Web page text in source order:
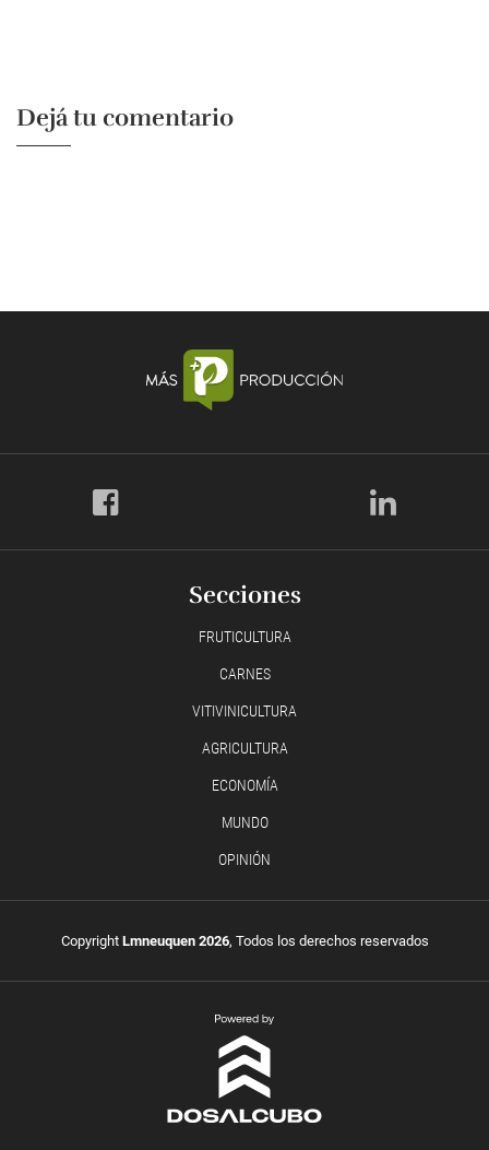
Dejá tu comentario
Secciones
FRUTICULTURA
CARNES
VITIVINICULTURA
AGRICULTURA
ECONOMÍA
MUNDO
OPINIÓN
Copyright Lmneuquen 2026, Todos los derechos reservados